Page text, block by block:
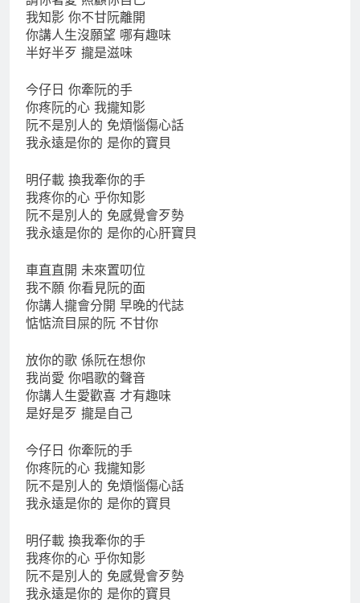
我知影 你不甘阮離開
你講人生沒願望 哪有趣味
半好半歹 攏是滋味
今仔日 你牽阮的手
你疼阮的心 我攏知影
阮不是別人的 免煩惱傷心話
我永遠是你的 是你的寶貝
明仔載 換我牽你的手
我疼你的心 乎你知影
阮不是別人的 免感覺會歹勢
我永遠是你的 是你的心肝寶貝
車直直開 未來置叨位
我不願 你看見阮的面
你講人攏會分開 早晚的代誌
惦惦流目屎的阮 不甘你
放你的歌 係阮在想你
我尚愛 你唱歌的聲音
你講人生愛歡喜 才有趣味
是好是歹 攏是自己
今仔日 你牽阮的手
你疼阮的心 我攏知影
阮不是別人的 免煩惱傷心話
我永遠是你的 是你的寶貝
明仔載 換我牽你的手
我疼你的心 乎你知影
阮不是別人的 免感覺會歹勢
我永遠是你的 是你的寶貝